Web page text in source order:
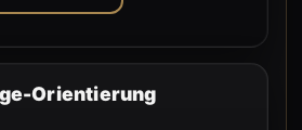
Orientierung